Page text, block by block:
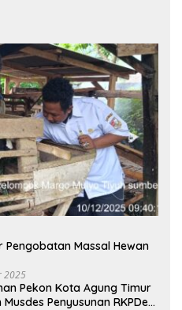
Pengobatan Massal Hewan
2025
Pekon Kota Agung Timur
Penyusunan RKPDes